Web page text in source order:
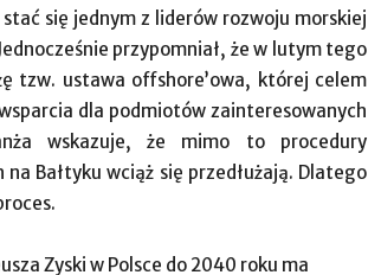
się jednym z liderów rozwoju morskiej
przypomniał, że w lutym tego
tzw. ustawa offshore’owa, której celem
dla podmiotów zainteresowanych
wskazuje, że mimo to procedury
Bałtyku wciąż się przedłużają. Dlatego
Zyski w Polsce do 2040 roku ma